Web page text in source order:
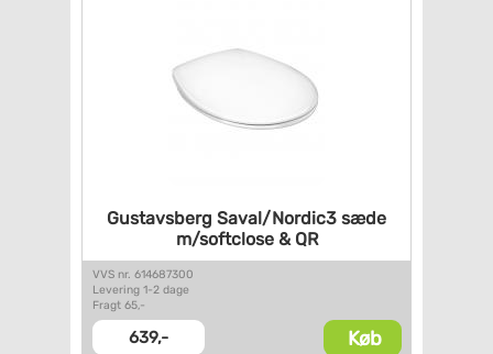
Gustavsberg Saval/Nordic3 sæde
m/softclose & QR
VVS nr. 614687300
Levering 1-2 dage
Fragt 65,-
639,- Køb